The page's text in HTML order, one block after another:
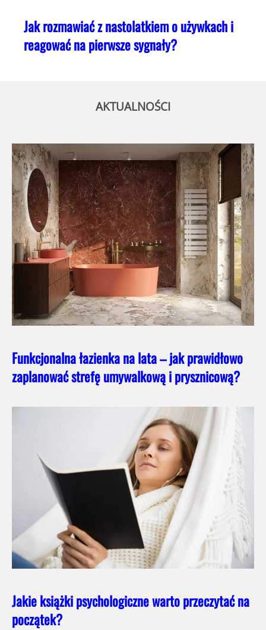
Jak rozmawiać z nastolatkiem o używkach i
reagować na pierwsze sygnały?
AKTUALNOŚCI
Funkcjonalna łazienka na lata – jak prawidłowo
zaplanować strefę umywalkową i prysznicową?
Jakie książki psychologiczne warto przeczytać na
początek?